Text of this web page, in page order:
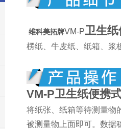
维科美拓牌VM-P卫生
楞纸、牛皮纸、纸箱、浆
VM-P卫生纸便携
将纸张、纸箱等待测量物
被测量物上面即可。数据